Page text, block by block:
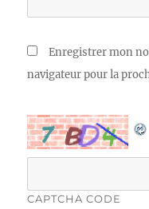
Enregistrer mon
navigateur pour la
CAPTCHA CODE